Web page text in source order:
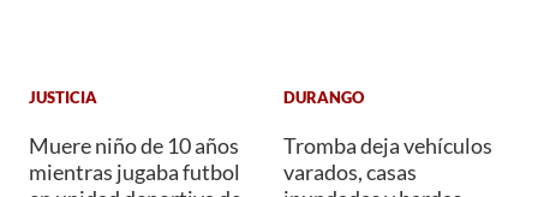
JUSTICIA
Muere niño de 10 años
mientras jugaba futbol
DURANGO
Tromba deja vehículos
varados, casas